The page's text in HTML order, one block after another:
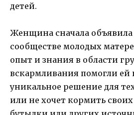
детей.
Женщина сначала объявила
сообществе молодых
опыт и знания в области
вскармливания помогли ей
уникальное решение для
или не хочет кормить